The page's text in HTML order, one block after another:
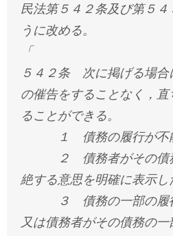
民法第５４２条及び第５
うに改める。
「
５４２条 次に掲げる場合
の催告をすることなく，
ることができる。
１ 債務の履行が不能
２ 債務者がその債務
絶する意思を明確に表示し
３ 債務の一部の履行
又は債務者がその債務の